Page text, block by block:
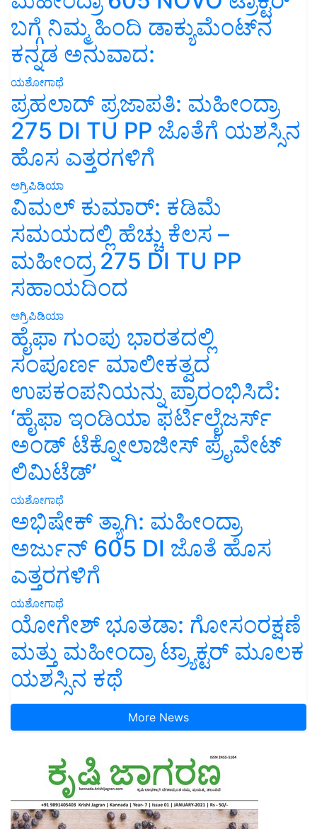
ಬಗ್ಗೆ ನಿಮ್ಮ ಹಿಂದಿ ಡಾಕ್ಯುಮೆಂಟ್‌ನ
ಕನ್ನಡ ಅನುವಾದ:
ಯಶೋಗಾಥೆ
ಪ್ರಹಲಾದ್ ಪ್ರಜಾಪತಿ: ಮಹೀಂದ್ರಾ
275 DI TU PP ಜೊತೆಗೆ ಯಶಸ್ಸಿನ
ಹೊಸ ಎತ್ತರಗಳಿಗೆ
ಅಗ್ರಿಪಿಡಿಯಾ
ವಿಮಲ್ ಕುಮಾರ್: ಕಡಿಮೆ
ಸಮಯದಲ್ಲಿ ಹೆಚ್ಚು ಕೆಲಸ –
ಮಹೀಂದ್ರ 275 DI TU PP
ಸಹಾಯದಿಂದ
ಅಗ್ರಿಪಿಡಿಯಾ
ಹೈಫಾ ಗುಂಪು ಭಾರತದಲ್ಲಿ
ಸಂಪೂರ್ಣ ಮಾಲೀಕತ್ವದ
ಉಪಕಂಪನಿಯನ್ನು ಪ್ರಾರಂಭಿಸಿದೆ:
‘ಹೈಫಾ ಇಂಡಿಯಾ ಫರ್ಟಿಲೈಜರ್ಸ್
ಅಂಡ್ ಟೆಕ್ನೋಲಾಜೀಸ್ ಪ್ರೈವೇಟ್
ಲಿಮಿಟೆಡ್’
ಯಶೋಗಾಥೆ
ಅಭಿಷೇಕ್ ತ್ಯಾಗಿ: ಮಹೀಂದ್ರಾ
ಅರ್ಜುನ್ 605 DI ಜೊತೆ ಹೊಸ
ಎತ್ತರಗಳಿಗೆ
ಯಶೋಗಾಥೆ
ಯೋಗೇಶ್ ಭೂತಡಾ: ಗೋಸಂರಕ್ಷಣೆ
ಮತ್ತು ಮಹೀಂದ್ರಾ ಟ್ರ್ಯಾಕ್ಟರ್ ಮೂಲಕ
ಯಶಸ್ಸಿನ ಕಥೆ
More News